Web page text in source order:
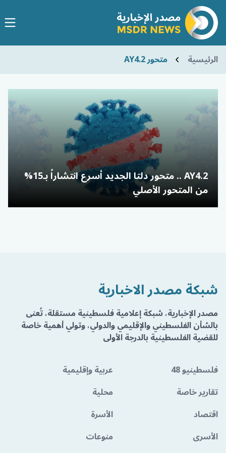
الرئيسية متحور AY4.2
AY4.2 .. متحور دلتا الجديد أسرع انتشاراً بـ15%
من المتحور الأصلي
شبكة مصدر الاخبارية
مصدر الإخبارية، شبكة إعلامية فلسطينية مستقلة، تُعنى
بالشأن الفلسطيني والإقليمي والدولي، وتولي أهمية خاصة
للقضية الفلسطينية بالدرجة الأولى
فلسطينيو 48
عربية وإقليمية
تقارير خاصة
محلية
اقتصاد
الأسرة
الأسرى
منوعات